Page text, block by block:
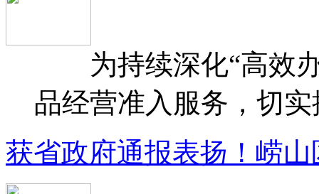
为持续深化“高效办
品经营准入服务，切
获省政府通报表扬！崂